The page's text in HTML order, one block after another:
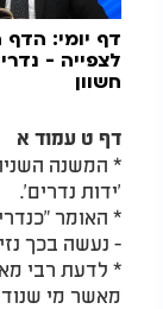
דף יומי: הדף
לצפייה -
חשוון
דף ט עמוד א
* המשנה
'ידות נדרים'.
* האומר
- נעשה בכך
* לדעת רבי
מאשר מי